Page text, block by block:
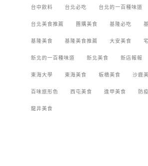
台中飲料 台北必吃 台北的一百種味道
台北美食推薦 團購美食 基隆必吃
基隆美食 基隆美食推薦 大安美食
新北的一百種味道 新北美食 新店報報
東海大學 東海美食 板橋美食 沙鹿
百味旅形色 西屯美食 逢甲美食 防
龍井美食